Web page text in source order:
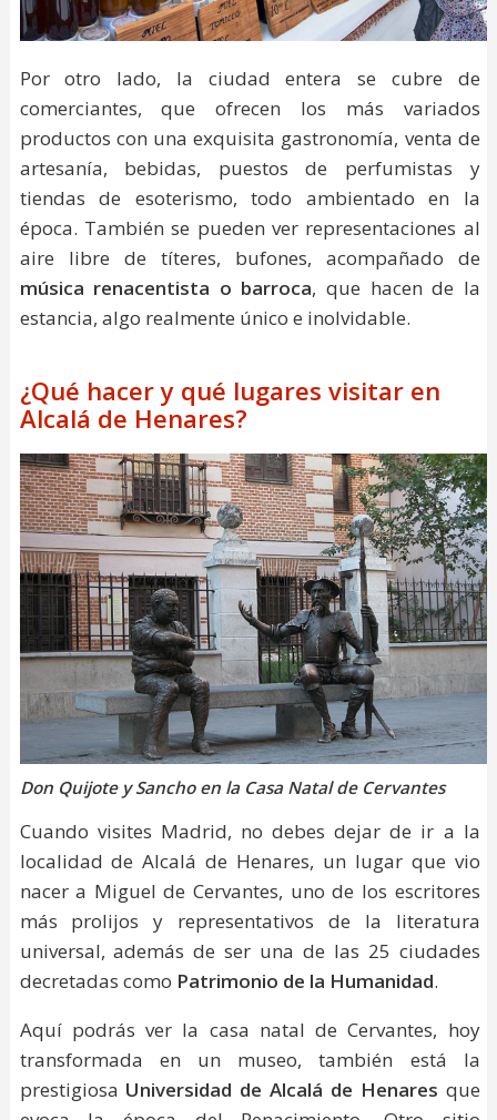
Por otro lado, la ciudad entera se cubre de
comerciantes, que ofrecen los más variados
productos con una exquisita gastronomía, venta de
artesanía, bebidas, puestos de perfumistas y
tiendas de esoterismo, todo ambientado en la
época. También se pueden ver representaciones al
aire libre de títeres, bufones, acompañado de
música renacentista o barroca, que hacen de la
estancia, algo realmente único e inolvidable.
¿Qué hacer y qué lugares visitar en
Alcalá de Henares?
Don Quijote y Sancho en la Casa Natal de Cervantes
Cuando visites Madrid, no debes dejar de ir a la
localidad de Alcalá de Henares, un lugar que vio
nacer a Miguel de Cervantes, uno de los escritores
más prolijos y representativos de la literatura
universal, además de ser una de las 25 ciudades
decretadas como Patrimonio de la Humanidad.
Aquí podrás ver la casa natal de Cervantes, hoy
transformada en un museo, también está la
prestigiosa Universidad de Alcalá de Henares que